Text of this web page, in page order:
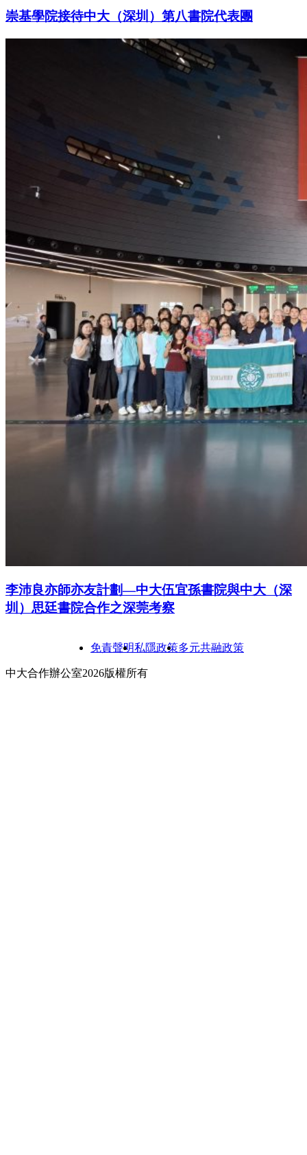
崇基學院接待中大（深圳）第八書院代表團
李沛良亦師亦友計劃—中大伍宜孫書院與中大（深
圳）思廷書院合作之深莞考察
免責聲明私隱政策多元共融政策
中大合作辦公室2026版權所有